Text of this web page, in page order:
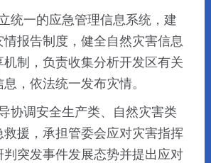
统一的应急管理信息系统，建
情报告制度，健全自然灾害信息
机制，负责收集分析开发区有关
，依法统一发布灾情。
协调安全生产类、自然灾害类
援，承担管委会应对灾害指挥
判突发事件发展态势并提出应对